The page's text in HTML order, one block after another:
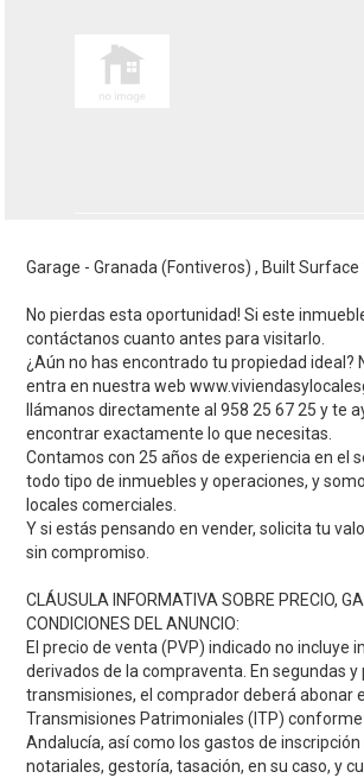
Garage - Granada (Fontiveros) , Built
No pierdas esta oportunidad! Si este
contáctanos cuanto antes para visitarlo.
¿Aún no has encontrado tu propiedad ideal?
entra en nuestra web
llámanos directamente al 958 25 67 25 y te
encontrar exactamente lo que necesitas.
Contamos con 25 años de experiencia en el
todo tipo de inmuebles y operaciones, y
locales comerciales.
Y si estás pensando en vender, solicita tu
sin compromiso.
CLÁUSULA INFORMATIVA SOBRE PRECIO,
CONDICIONES DEL ANUNCIO:
El precio de venta (PVP) indicado no incluye
derivados de la compraventa. En segundas y
transmisiones, el comprador deberá abonar
Transmisiones Patrimoniales (ITP)
Andalucía, así como los gastos de
notariales, gestoría, tasación, en su caso, y